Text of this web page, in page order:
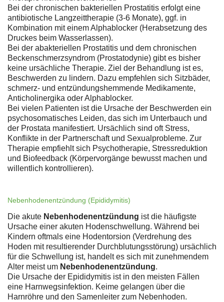
Bei der chronischen bakteriellen Prostatitis erfolgt eine
antibiotische Langzeittherapie (3-6 Monate), ggf. in
Kombination mit einem Alphablocker (Herabsetzung des
Druckes beim Wasserlassen).
Bei der abakteriellen Prostatitis und dem chronischen
Beckenschmerzsyndrom (Prostatodynie) gibt es bisher
keine ursächliche Therapie. Ziel der Behandlung ist es,
Beschwerden zu lindern. Dazu empfehlen sich Sitzbäder,
schmerz- und entzündungshemmende Medikamente,
Anticholinergika oder Alphablocker.
Bei vielen Patienten ist die Ursache der Beschwerden ein
psychosomatisches Leiden, das sich im Unterbauch und
der Prostata manifestiert. Ursächlich sind oft Stress,
Konflikte in der Partnerschaft und Sexualprobleme. Zur
Therapie empfiehlt sich Psychotherapie, Stressreduktion
und Biofeedback (Körpervorgänge bewusst machen und
willentlich kontrollieren).
Nebenhodenentzündung (Epididymitis)
Die akute Nebenhodenentzündung ist die häufigste
Ursache einer akuten Hodenschwellung. Während bei
Kindern oftmals eine Hodentorsion (Verdrehung des
Hoden mit resultierender Durchblutungsstörung) ursächlich
für die Schwellung ist, handelt es sich mit zunehmendem
Alter meist um Nebenhodenentzündung.
Die Ursache der Epididymitis ist in den meisten Fällen
eine Harnwegsinfektion. Keime gelangen über die
Harnröhre und den Samenleiter zum Nebenhoden.